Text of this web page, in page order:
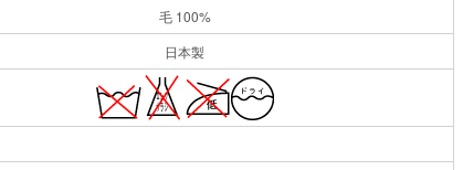
毛 100%
日本製